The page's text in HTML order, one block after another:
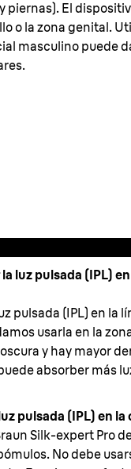
piernas). El
o la zona genital.
masculino puede
luz pulsada (IPL)
pulsada (IPL) en la
usarla en la
y hay mayor
absorber más
pulsada (IPL) en la
Silk-expert Pro
No debe